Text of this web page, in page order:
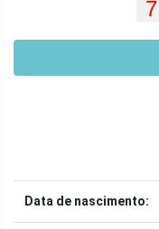
Data de nascimento: